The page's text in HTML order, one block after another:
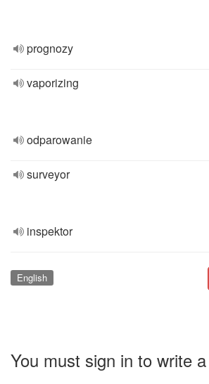
prognozy
vaporizing
odparowanie
surveyor
inspektor
English
You must sign in to write